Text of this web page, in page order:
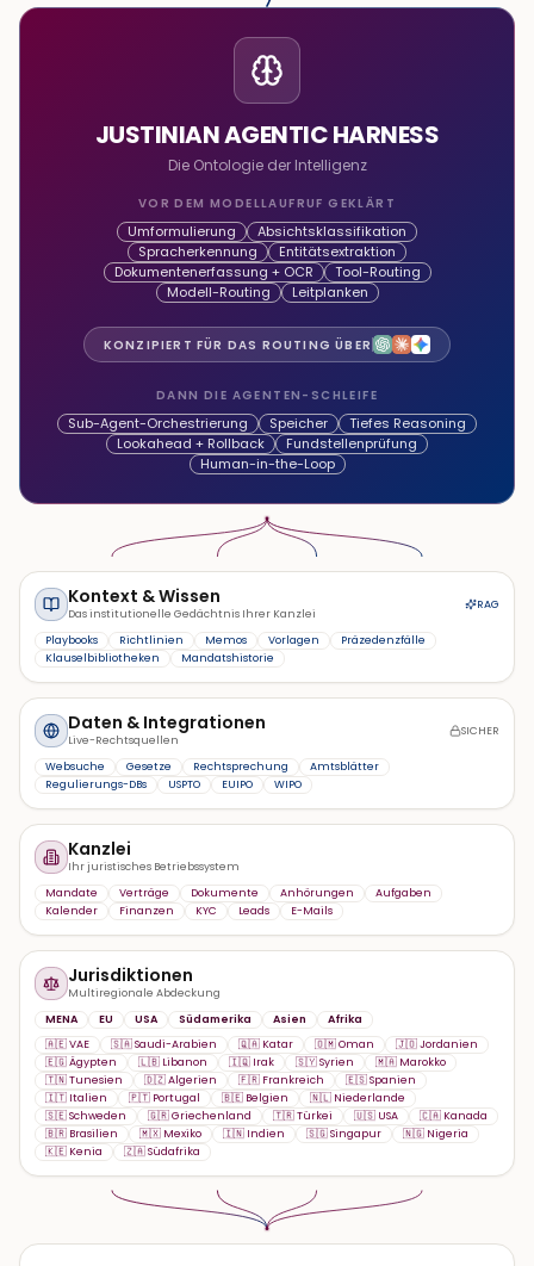
JUSTINIAN AGENTIC HARNESS
Die Ontologie der Intelligenz
VOR DEM MODELLAUFRUF GEKLÄRT
Umformulierung
Absichtsklassifikation
Spracherkennung
Entitätsextraktion
Dokumentenerfassung + OCR
Tool-Routing
Modell-Routing
Leitplanken
KONZIPIERT FÜR DAS ROUTING ÜBER
DANN DIE AGENTEN-SCHLEIFE
Sub-Agent-Orchestrierung Speicher
Tiefes Reasoning
Lookahead + Rollback
Fundstellenprüfung
Human-in-the-Loop
Kontext & Wissen
Das institutionelle Gedächtnis Ihrer Kanzlei
RAG
Playbooks Richtlinien Memos Vorlagen
Präzedenzfälle
Klauselbibliotheken
Mandatshistorie
Daten & Integrationen
Live-Rechtsquellen
SICHER
Websuche Gesetze Rechtsprechung
Amtsblätter
Regulierungs-DBs
USPTO EUIPO WIPO
Kanzlei
Ihr juristisches Betriebssystem
Mandate
Verträge Dokumente Anhörungen
Aufgaben
Kalender
Finanzen KYC Leads E-Mails
Jurisdiktionen
Multiregionale Abdeckung
MENA
EU USA Südamerika Asien
Afrika
🇦🇪 VAE
🇸🇦 Saudi-Arabien 🇶🇦 Katar 🇴🇲 Oman
🇯🇴 Jordanien
🇪🇬 Ägypten
🇱🇧 Libanon 🇮🇶 Irak 🇸🇾 Syrien
🇲🇦 Marokko
🇹🇳 Tunesien
🇩🇿 Algerien 🇫🇷 Frankreich
🇪🇸 Spanien
🇮🇹 Italien
🇵🇹 Portugal 🇧🇪 Belgien
🇳🇱 Niederlande
🇸🇪 Schweden
🇬🇷 Griechenland 🇹🇷 Türkei 🇺🇸 USA
🇨🇦 Kanada
🇧🇷 Brasilien
🇲🇽 Mexiko 🇮🇳 Indien 🇸🇬 Singapur
🇳🇬 Nigeria
🇰🇪 Kenia
🇿🇦 Südafrika